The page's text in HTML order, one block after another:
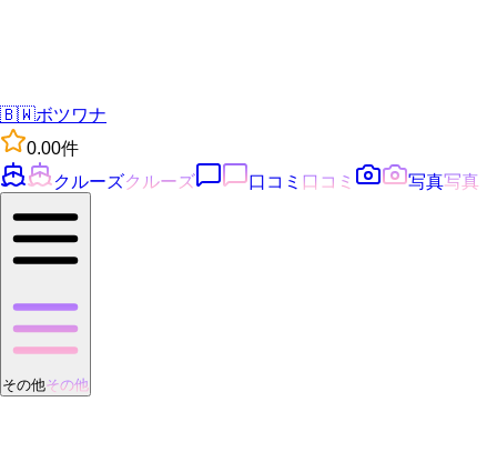
🇧🇼ボツワナ
0.00件
クルーズクルーズ 口コミ 口コミ 写真写真
その他その他